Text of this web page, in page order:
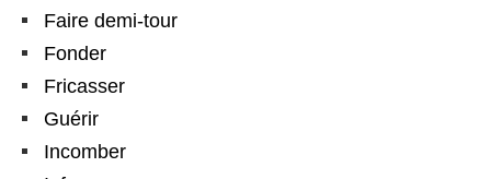
Faire demi-tour
Fonder
Fricasser
Guérir
Incomber